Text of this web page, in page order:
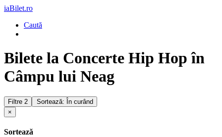
iaBilet.ro
Caută
Bilete la Concerte Hip Hop în
Câmpu lui Neag
Filtre 2
Sortează: În curând
×
Sortează